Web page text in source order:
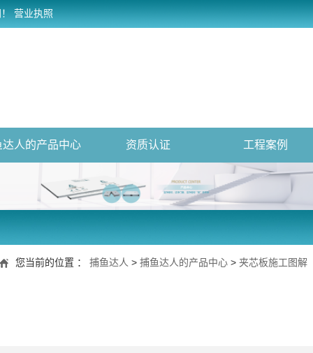
营业执照
达人的产品中心 资质认证 工程案例
您当前的位置 ： 捕鱼达人 > 捕鱼达人的产品中心 > 夹芯板施工图解